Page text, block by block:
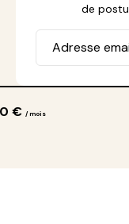
de
€ / mois